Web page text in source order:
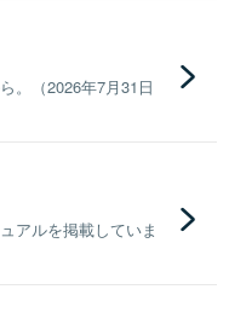
。（2026年7月31日
アルを掲載していま